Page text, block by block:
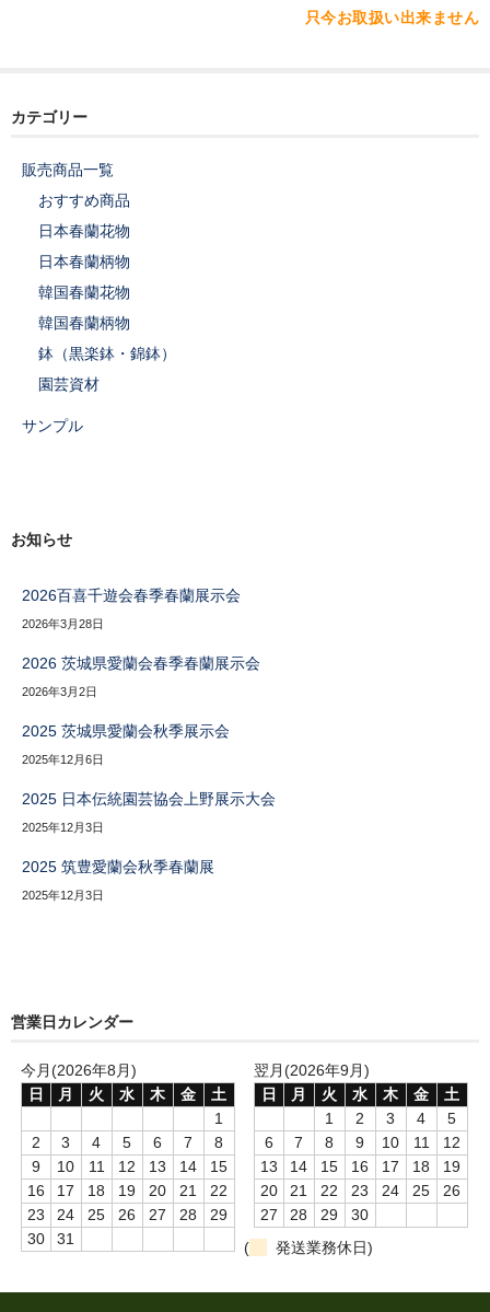
只今お取扱い出来ません
カテゴリー
販売商品一覧
おすすめ商品
日本春蘭花物
日本春蘭柄物
韓国春蘭花物
韓国春蘭柄物
鉢（黒楽鉢・錦鉢）
園芸資材
サンプル
お知らせ
2026百喜千遊会春季春蘭展示会
2026年3月28日
2026 茨城県愛蘭会春季春蘭展示会
2026年3月2日
2025 茨城県愛蘭会秋季展示会
2025年12月6日
2025 日本伝統園芸協会上野展示大会
2025年12月3日
2025 筑豊愛蘭会秋季春蘭展
2025年12月3日
営業日カレンダー
今月(2026年8月)
日
月 火 水 木 金
土
1
2
3 4 5 6 7
8
9
10 11 12 13 14
15
16
17 18 19 20 21
22
23
24 25 26 27 28
29
30
31
翌月(2026年9月)
日
月 火 水 木 金
土
1
2 3 4
5
6
7 8 9 10 11
12
13
14 15 16 17 18
19
20
21 22 23 24 25
26
27
28 29
30
(
発送業務休日)